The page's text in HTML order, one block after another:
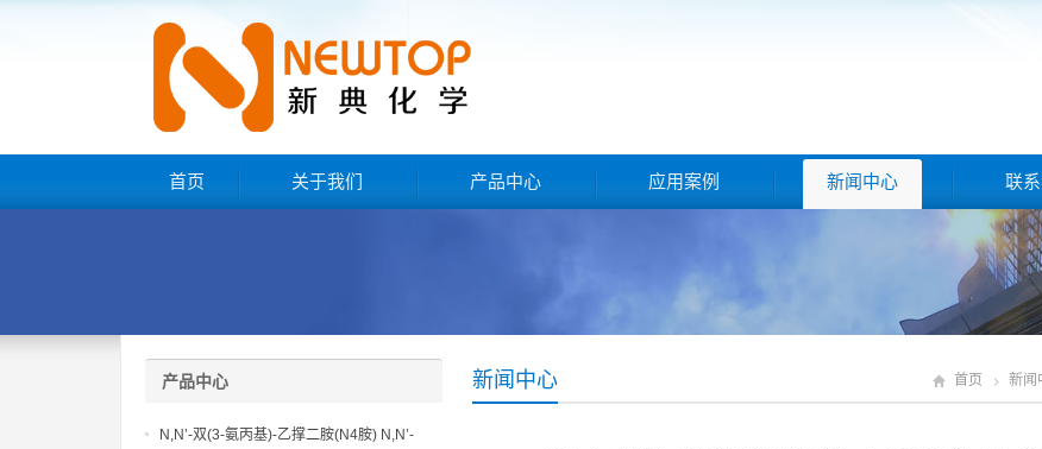
首页 关于我们 产品中心 应用案例 新闻中心 联
新闻中心 首页 新闻
产品中心
N,N’-双(3-氨丙基)-乙撑二胺(N4胺) N,N’-